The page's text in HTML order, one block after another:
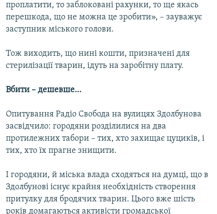
проплатити, то заблоковані рахунки, то ще якась
перешкода, що не можна це зробити», – зауважує
заступник міського голови.
Тож виходить, що нині кошти, призначені для
стерилізації тварин, ідуть на заробітну плату.
Вбити – дешевше…
Опитування Радіо Свобода на вулицях Здолбунова
засвідчило: городяни розділилися на два
протилежних табори – тих, хто захищає цуциків, і
тих, хто їх прагне знищити.
І городяни, й міська влада сходяться на думці, що в
Здолбунові існує крайня необхідність створення
притулку для бродячих тварин. Цього вже шість
років домагаються активісти громадської